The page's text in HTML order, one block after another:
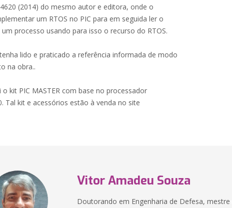
(2014) do mesmo autor e editora, onde o
um RTOS no PIC para em seguida ler o
processo usando para isso o recurso do RTOS.
lido e praticado a referência informada de modo
na obra..
kit PIC MASTER com base no processador
Tal kit e acessórios estão à venda no site
Vitor Amadeu Souza
Doutorando em Engenharia de Defesa, mestre